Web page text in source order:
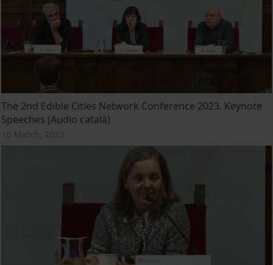
The 2nd Edible Cities Network Conference 2023. Keynote
Speeches (Audio català)
16 March, 2023